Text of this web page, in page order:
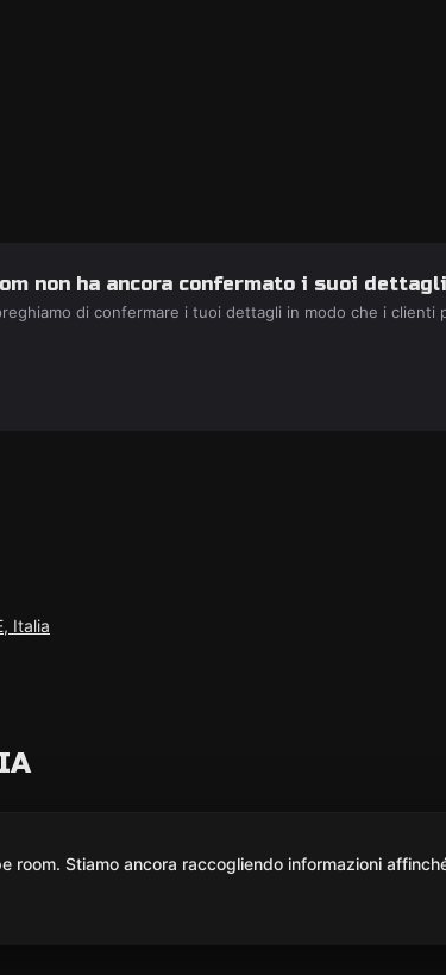
non ha ancora confermato i suoi
di confermare i tuoi dettagli in modo che i
Italia
room. Stiamo ancora raccogliendo informazioni